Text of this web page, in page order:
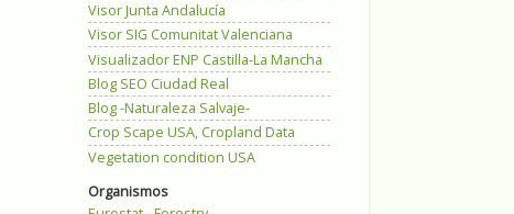
Visor Junta Andalucía
Visor SIG Comunitat Valenciana
Visualizador ENP Castilla-La Mancha
Blog SEO Ciudad Real
Blog -Naturaleza Salvaje-
Crop Scape USA, Cropland Data
Vegetation condition USA
Organismos